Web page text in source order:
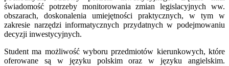
świadomość potrzeby monitorowania zmian legislacyjnych ww.
obszarach, doskonalenia umiejętności praktycznych, w tym w
zakresie narzędzi informatycznych przydatnych w podejmowaniu
decyzji inwestycyjnych.
Student ma możliwość wyboru przedmiotów kierunkowych, które
oferowane są w języku polskim oraz w języku angielskim.